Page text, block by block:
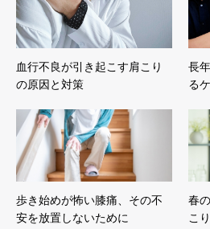
血行不良が引き起こす肩こり
の原因と対策
長
る
歩き始めが怖い膝痛、その不
安を放置しないために
春
こ